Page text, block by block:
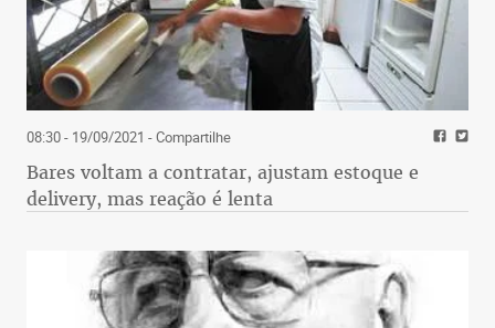
08:30 - 19/09/2021 - Compartilhe
Bares voltam a contratar, ajustam estoque e
delivery, mas reação é lenta